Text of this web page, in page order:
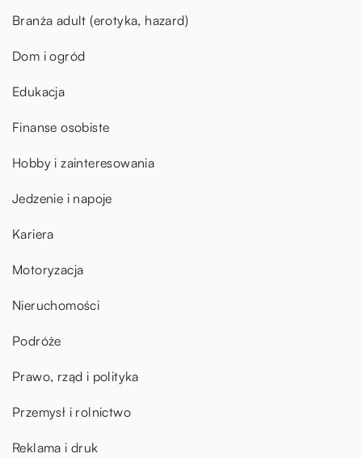
Branża adult (erotyka, hazard)
Dom i ogród
Edukacja
Finanse osobiste
Hobby i zainteresowania
Jedzenie i napoje
Kariera
Motoryzacja
Nieruchomości
Podróże
Prawo, rząd i polityka
Przemysł i rolnictwo
Reklama i druk